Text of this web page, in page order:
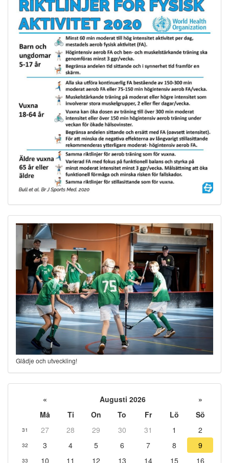
Glädje och utveckling!
« Augusti 2026
»
Må
Ti On To Fr Lö Sö
31 27 28 29 30 31 1 2
32 3 4 5 6 7 8 9
33 10 11 12 13 14 15 16